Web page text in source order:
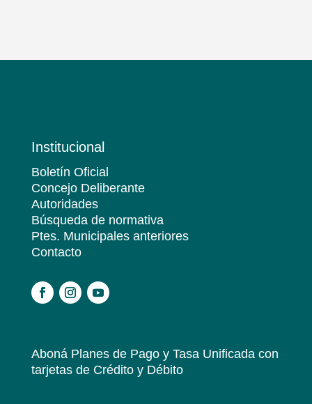
Institucional
Boletín Oficial
Concejo Deliberante
Autoridades
Búsqueda de normativa
Ptes. Municipales anteriores
Contacto
Aboná Planes de Pago y Tasa Unificadacon
tarjetas de Crédito y Débito